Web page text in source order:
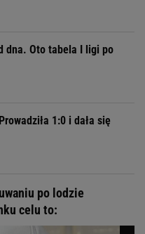
dna. Oto tabela I ligi po
1:0 i dała się
po lodzie
celu to: